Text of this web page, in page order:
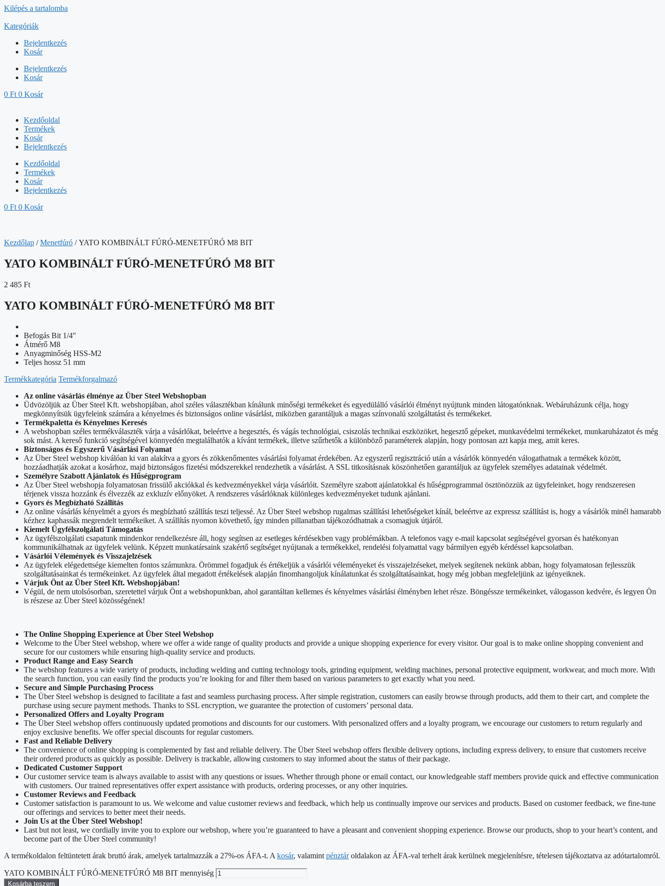
Kilépés a tartalomba
Kategóriák
Bejelentkezés
Kosár
Bejelentkezés
Kosár
0 Ft 0 Kosár
Kezdőoldal
Termékek
Kosár
Bejelentkezés
Kezdőoldal
Termékek
Kosár
Bejelentkezés
0 Ft 0 Kosár
Kezdőlap /Menetfúró / YATO KOMBINÁLT FÚRÓ-MENETFÚRÓ M8 BIT
YATO KOMBINÁLT FÚRÓ-MENETFÚRÓ M8 BIT
2 485 Ft
YATO KOMBINÁLT FÚRÓ-MENETFÚRÓ M8 BIT
Befogás Bit 1/4″
Átmérő M8
Anyagminőség HSS-M2
Teljes hossz 51 mm
Termékkategória Termékforgalmazó
Az online vásárlás élménye az Über Steel Webshopban
Üdvözöljük az Über Steel Kft. webshopjában, ahol széles választékban kínálunk minőségi termékeket és egyedülálló vásárlói élményt nyújtunk minden látogatónknak. Webáruházunk célja, hogy
megkönnyítsük ügyfeleink számára a kényelmes és biztonságos online vásárlást, miközben garantáljuk a magas színvonalú szolgáltatást és termékeket.
Termékpaletta és Kényelmes Keresés
A webshopban széles termékválaszték várja a vásárlókat, beleértve a hegesztés, és vágás technológiai, csiszolás technikai eszközöket, hegesztő gépeket, munkavédelmi termékeket, munkaruházatot és még
sok mást. A kereső funkció segítségével könnyedén megtalálhatók a kívánt termékek, illetve szűrhetők a különböző paraméterek alapján, hogy pontosan azt kapja meg, amit keres.
Biztonságos és Egyszerű Vásárlási Folyamat
Az Über Steel webshop kiválóan ki van alakítva a gyors és zökkenőmentes vásárlási folyamat érdekében. Az egyszerű regisztráció után a vásárlók könnyedén válogathatnak a termékek között,
hozzáadhatják azokat a kosárhoz, majd biztonságos fizetési módszerekkel rendezhetik a vásárlást. A SSL titkosításnak köszönhetően garantáljuk az ügyfelek személyes adatainak védelmét.
Személyre Szabott Ajánlatok és Hűségprogram
Az Über Steel webshopja folyamatosan frissülő akciókkal és kedvezményekkel várja vásárlóit. Személyre szabott ajánlatokkal és hűségprogrammal ösztönözzük az ügyfeleinket, hogy rendszeresen
térjenek vissza hozzánk és élvezzék az exkluzív előnyöket. A rendszeres vásárlóknak különleges kedvezményeket tudunk ajánlani.
Gyors és Megbízható Szállítás
Az online vásárlás kényelmét a gyors és megbízható szállítás teszi teljessé. Az Über Steel webshop rugalmas szállítási lehetőségeket kínál, beleértve az expressz szállítást is, hogy a vásárlók minél hamarabb
kézhez kaphassák megrendelt termékeiket. A szállítás nyomon követhető, így minden pillanatban tájékozódhatnak a csomagjuk útjáról.
Kiemelt Ügyfélszolgálati Támogatás
Az ügyfélszolgálati csapatunk mindenkor rendelkezésre áll, hogy segítsen az esetleges kérdésekben vagy problémákban. A telefonos vagy e-mail kapcsolat segítségével gyorsan és hatékonyan
kommunikálhatnak az ügyfelek velünk. Képzett munkatársaink szakértő segítséget nyújtanak a termékekkel, rendelési folyamattal vagy bármilyen egyéb kérdéssel kapcsolatban.
Vásárlói Vélemények és Visszajelzések
Az ügyfelek elégedettsége kiemelten fontos számunkra. Örömmel fogadjuk és értékeljük a vásárlói véleményeket és visszajelzéseket, melyek segítenek nekünk abban, hogy folyamatosan fejlesszük
szolgáltatásainkat és termékeinket. Az ügyfelek által megadott értékelések alapján finomhangoljuk kínálatunkat és szolgáltatásainkat, hogy még jobban megfeleljünk az igényeiknek.
Várjuk Önt az Über Steel Kft. Webshopjában!
Végül, de nem utolsósorban, szeretettel várjuk Önt a webshopunkban, ahol garantáltan kellemes és kényelmes vásárlási élményben lehet része. Böngéssze termékeinket, válogasson kedvére, és legyen Ön
is részese az Über Steel közösségének!
The Online Shopping Experience at Über Steel Webshop
Welcome to the Über Steel webshop, where we offer a wide range of quality products and provide a unique shopping experience for every visitor. Our goal is to make online shopping convenient and
secure for our customers while ensuring high-quality service and products.
Product Range and Easy Search
The webshop features a wide variety of products, including welding and cutting technology tools, grinding equipment, welding machines, personal protective equipment, workwear, and much more. With
the search function, you can easily find the products you’re looking for and filter them based on various parameters to get exactly what you need.
Secure and Simple Purchasing Process
The Über Steel webshop is designed to facilitate a fast and seamless purchasing process. After simple registration, customers can easily browse through products, add them to their cart, and complete the
purchase using secure payment methods. Thanks to SSL encryption, we guarantee the protection of customers’ personal data.
Personalized Offers and Loyalty Program
The Über Steel webshop offers continuously updated promotions and discounts for our customers. With personalized offers and a loyalty program, we encourage our customers to return regularly and
enjoy exclusive benefits. We offer special discounts for regular customers.
Fast and Reliable Delivery
The convenience of online shopping is complemented by fast and reliable delivery. The Über Steel webshop offers flexible delivery options, including express delivery, to ensure that customers receive
their ordered products as quickly as possible. Delivery is trackable, allowing customers to stay informed about the status of their package.
Dedicated Customer Support
Our customer service team is always available to assist with any questions or issues. Whether through phone or email contact, our knowledgeable staff members provide quick and effective communication
with customers. Our trained representatives offer expert assistance with products, ordering processes, or any other inquiries.
Customer Reviews and Feedback
Customer satisfaction is paramount to us. We welcome and value customer reviews and feedback, which help us continually improve our services and products. Based on customer feedback, we fine-tune
our offerings and services to better meet their needs.
Join Us at the Über Steel Webshop!
Last but not least, we cordially invite you to explore our webshop, where you’re guaranteed to have a pleasant and convenient shopping experience. Browse our products, shop to your heart’s content, and
become part of the Über Steel community!
A termékoldalon feltüntetett árak bruttó árak, amelyek tartalmazzák a 27%-os ÁFA-t. A kosár, valamint pénztároldalakon az ÁFA-val terhelt árak kerülnek megjelenítésre, tételesen tájékoztatva az adótartalomról.
YATO KOMBINÁLT FÚRÓ-MENETFÚRÓ M8 BIT mennyiség
Kosárba teszem